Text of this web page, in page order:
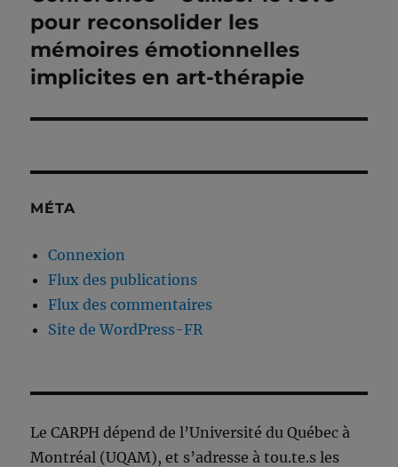
suivante :
pour reconsolider les
mémoires émotionnelles
implicites en art-thérapie
MÉTA
Connexion
Flux des publications
Flux des commentaires
Site de WordPress-FR
Le CARPH dépend de l’Université du Québec à
Montréal (UQAM), et s’adresse à tou.te.s les